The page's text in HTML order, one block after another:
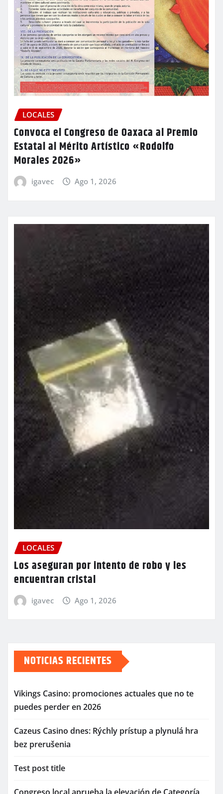
LOCALES
Convoca el Congreso de Oaxaca al Premio
Estatal al Mérito Artístico «Rodolfo
Morales 2026»
igavec Ago 1, 2026
LOCALES
Los aseguran por intento de robo y les
encuentran cristal
igavec Ago 1, 2026
NOTICIAS RECIENTES
Vikings Casino: promociones actuales que no te
puedes perder en 2026
Cazeus Casino dnes: Rýchly prístup a plynulá hra
bez prerušenia
Test post title